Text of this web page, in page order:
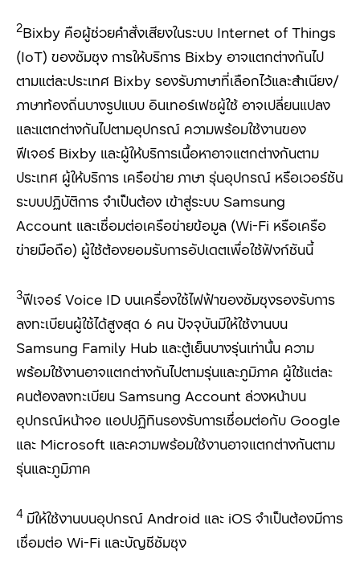
2Bixby คือผู้ช่วยคำสั่งเสียงในระบบ Internet of Things
(IoT) ของซัมซุง การให้บริการ Bixby อาจแตกต่างกันไป
ตามแต่ละประเทศ Bixby รองรับภาษาที่เลือกไว้และสำเนียง/
ภาษาท้องถิ่นบางรูปแบบ อินเทอร์เฟซผู้ใช้ อาจเปลี่ยนแปลง
และแตกต่างกันไปตามอุปกรณ์ ความพร้อมใช้งานของ
ฟีเจอร์ Bixby และผู้ให้บริการเนื้อหาอาจแตกต่างกันตาม
ประเทศ ผู้ให้บริการ เครือข่าย ภาษา รุ่นอุปกรณ์ หรือเวอร์ชัน
ระบบปฏิบัติการ จำเป็นต้อง เข้าสู่ระบบ Samsung
Account และเชื่อมต่อเครือข่ายข้อมูล (Wi-Fi หรือเครือ
ข่ายมือถือ) ผู้ใช้ต้องยอมรับการอัปเดตเพื่อใช้ฟังก์ชันนี้
3ฟีเจอร์ Voice ID บนเครื่องใช้ไฟฟ้าของซัมซุงรองรับการ
ลงทะเบียนผู้ใช้ได้สูงสุด 6 คน ปัจจุบันมีให้ใช้งานบน
Samsung Family Hub และตู้เย็นบางรุ่นเท่านั้น ความ
พร้อมใช้งานอาจแตกต่างกันไปตามรุ่นและภูมิภาค ผู้ใช้แต่ละ
คนต้องลงทะเบียน Samsung Account ล่วงหน้าบน
อุปกรณ์หน้าจอ แอปปฏิทินรองรับการเชื่อมต่อกับ Google
และ Microsoft และความพร้อมใช้งานอาจแตกต่างกันตาม
รุ่นและภูมิภาค
4 มีให้ใช้งานบนอุปกรณ์ Android และ iOS จำเป็นต้องมีการ
เชื่อมต่อ Wi-Fi และบัญชีซัมซุง